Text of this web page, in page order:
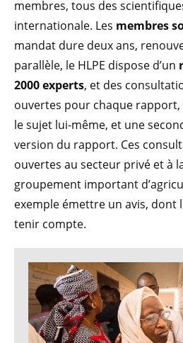
membres, tous des
internationale. Les membres
mandat dure deux ans,
parallèle, le HLPE dispose d’un
2000 experts, et des
ouvertes pour chaque
le sujet lui-même, et une
version du rapport. Ces
ouvertes au secteur privé et à
groupement important
exemple émettre un avis, dont
tenir compte.